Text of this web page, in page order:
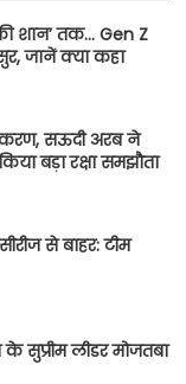
शान’ तक… Gen Z
जानें क्या कहा
सऊदी अरब ने
बड़ा रक्षा समझौता
से बाहर: टीम
सुप्रीम लीडर मोजतबा